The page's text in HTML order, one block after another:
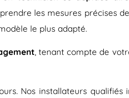
les mesures précises
le plus adapté.
, tenant compte de
Nos installateurs